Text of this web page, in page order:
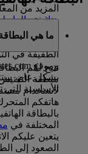
المزيد من
هنا(يفتح
على جهاز
الطفيفة في
بشكل عام،
الأساسية التي
ما هي
تتيح لكم
منطقة
لاستخدام
هاتفكم
بالبطاقة
المختلفة في
يتعين عليكم
الصعود إلى